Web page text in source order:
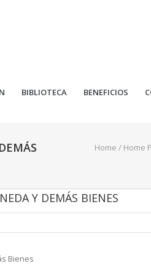
BIBLIOTECA BENEFICIOS
Home / Home
Y DEMÁS BIENES
Bienes